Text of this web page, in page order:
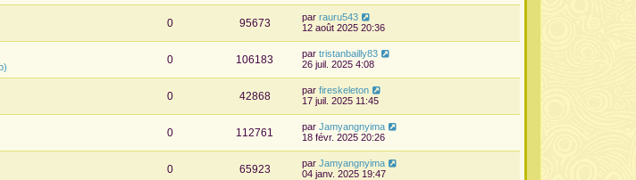
0 95673 par rauru543
12 août 2025 20:36
0 106183 par tristanbailly83
26 juil. 2025 4:08
0 42868 par fireskeleton
17 juil. 2025 11:45
0 112761 par Jamyangnyima
18 févr. 2025 20:26
0 65923 par Jamyangnyima
04 janv. 2025 19:47